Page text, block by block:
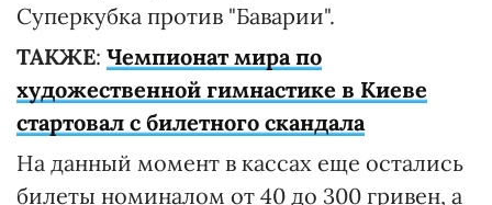
Суперкубка против "Баварии".
ТАКЖЕ: Чемпионат мира по
художественной гимнастике в Киеве
стартовал с билетного скандала
На данный момент в кассах еще остались
билеты номиналом от 40 до 300 гривен, а